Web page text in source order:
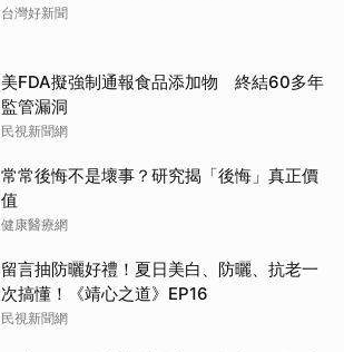
台灣好新聞
美FDA擬強制通報食品添加物 終結60多年
監管漏洞
民視新聞網
常常後悔不是壞事？研究揭「後悔」真正價
值
健康醫療網
留言抽防曬好禮！夏日美白、防曬、抗老一
次搞懂！《靖心之道》EP16
民視新聞網